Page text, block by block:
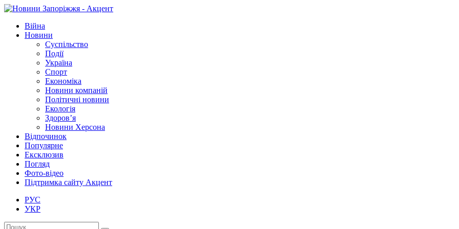
Війна
Новини
Суспільство
Події
Україна
Спорт
Економіка
Новини компаній
Політичні новини
Екологія
Здоров’я
Новини Херсона
Відпочинок
Популярне
Ексклюзив
Погляд
Фото-відео
Підтримка сайту Акцент
РУС
УКР